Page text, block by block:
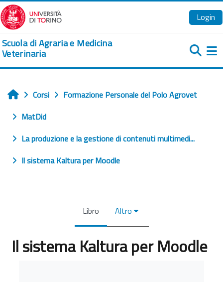
Vai al contenuto principale
Login
Scuola di Agraria e Medicina
Veterinaria
Home
Corsi
Formazione Personale del Polo Agrovet
MatDid
La produzione e la gestione di contenuti multimedi...
Il sistema Kaltura per Moodle
Libro Altro
Il sistema Kaltura per Moodle